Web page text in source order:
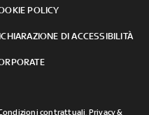
POLICY
DI ACCESSIBILITÀ
contrattuali, Privacy &